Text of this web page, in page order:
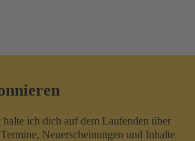
halte ich dich auf dem Laufenden über
Neuerscheinungen und Inhalte